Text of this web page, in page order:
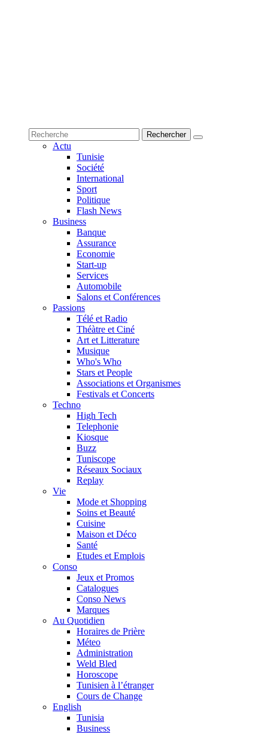
Actu
Tunisie
Société
International
Sport
Politique
Flash News
Business
Banque
Assurance
Economie
Start-up
Services
Automobile
Salons et Conférences
Passions
Télé et Radio
Théàtre et Ciné
Art et Litterature
Musique
Who's Who
Stars et People
Associations et Organismes
Festivals et Concerts
Techno
High Tech
Telephonie
Kiosque
Buzz
Tuniscope
Réseaux Sociaux
Replay
Vie
Mode et Shopping
Soins et Beauté
Cuisine
Maison et Déco
Santé
Etudes et Emplois
Conso
Jeux et Promos
Catalogues
Conso News
Marques
Au Quotidien
Horaires de Prière
Méteo
Administration
Weld Bled
Horoscope
Tunisien à l’étranger
Cours de Change
English
Tunisia
Business